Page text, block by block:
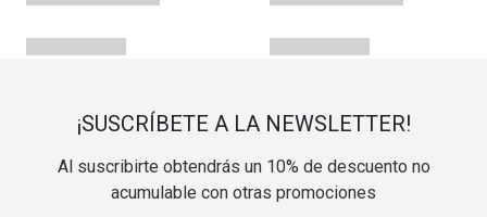
¡SUSCRÍBETE A LA NEWSLETTER!
Al suscribirte obtendrás un 10% de descuento no
acumulable con otras promociones